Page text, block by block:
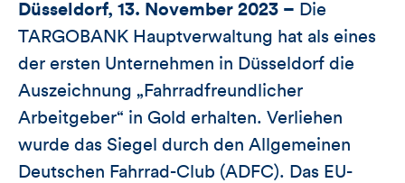
Düsseldorf, 13. November 2023 – Die
TARGOBANK Hauptverwaltung hat als eines
der ersten Unternehmen in Düsseldorf die
Auszeichnung „Fahrradfreundlicher
Arbeitgeber“ in Gold erhalten. Verliehen
wurde das Siegel durch den Allgemeinen
Deutschen Fahrrad-Club (ADFC). Das EU-